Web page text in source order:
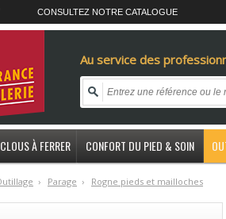
CONSULTEZ NOTRE CATALOGUE
Au service des
CLOUS À FERRER CONFORT DU PIED & SOIN
utillage › Parage › Rogne pieds et mailloches